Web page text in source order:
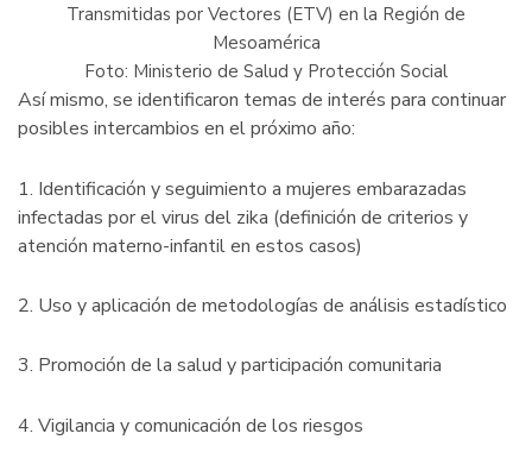
Transmitidas por Vectores (ETV) en la Región de
Mesoamérica
Foto: Ministerio de Salud y Protección Social
Así mismo, se identificaron temas de interés para continuar
posibles intercambios en el próximo año:
1. Identificación y seguimiento a mujeres embarazadas
infectadas por el virus del zika (definición de criterios y
atención materno-infantil en estos casos)
2. Uso y aplicación de metodologías de análisis estadístico
3. Promoción de la salud y participación comunitaria
4. Vigilancia y comunicación de los riesgos